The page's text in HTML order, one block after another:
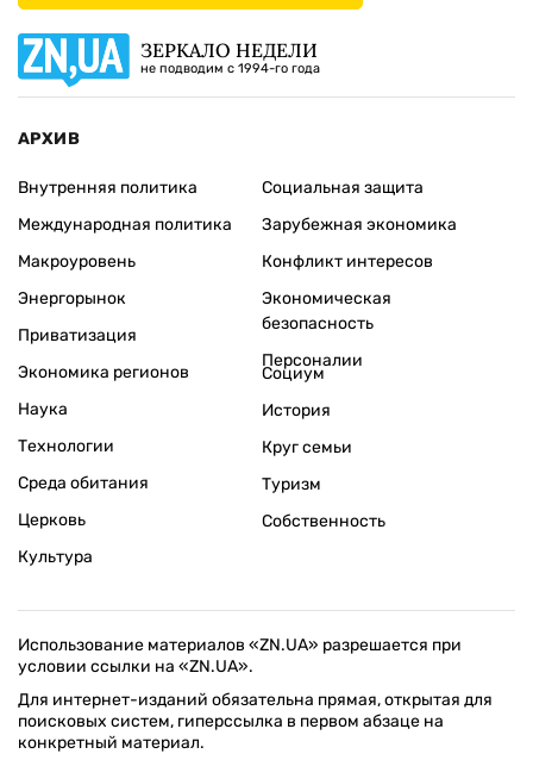
ЗЕРКАЛО НЕДЕЛИ
не подводим с 1994-го года
АРХИВ
Внутренняя политика
Международная политика
Макроуровень
Энергорынок
Приватизация
Экономика регионов
Социальная защита
Зарубежная экономика
Конфликт интересов
Экономическая
безопасность
Персоналии
Наука
Технологии
Среда обитания
Церковь
Культура
Социум
История
Круг семьи
Туризм
Собственность
Использование материалов «ZN.UA» разрешается при
условии ссылки на «ZN.UA».
Для интернет-изданий обязательна прямая, открытая для
поисковых систем, гиперссылка в первом абзаце на
конкретный материал.